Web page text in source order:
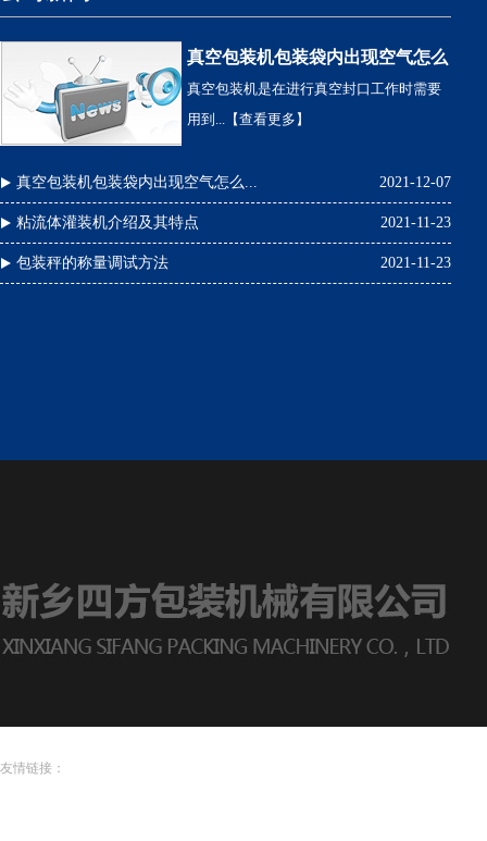
真空包装机包装袋内出现空气怎么
办
真空包装机是在进行真空封口工作时需要
用到... 【查看更多】
真空包装机包装袋内出现空气怎么... 2021-12-07
粘流体灌装机介绍及其特点 2021-11-23
包装秤的称量调试方法 2021-11-23
友情链接：